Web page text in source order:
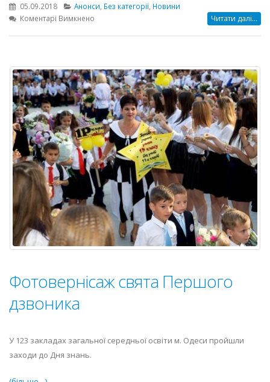
05.09.2018 Анонси Без категорії Новини
Коментарі Вимкненодо
відзначити
День
фізичної
культури
і
спорту
України
Читати далі...
Фотовернісаж свята Першого
дзвоника
У 123 закладах загальної середньої освіти м. Одеси пройшли
заходи до Дня знань.